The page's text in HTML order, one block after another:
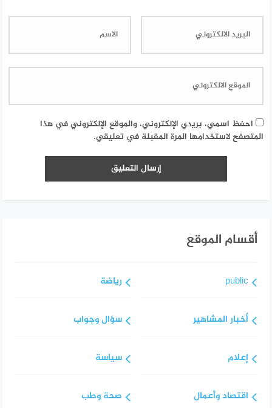
احفظ اسمي، بريدي الإلكتروني، والموقع الإلكتروني في هذا
المتصفح لاستخدامها المرة المقبلة في تعليقي.
أقسام الموقع
public
أخبار المشاهير
إعلام
اقتصاد وأعمال
رياضة
سؤال وجواب
سياسة
صحة وطب